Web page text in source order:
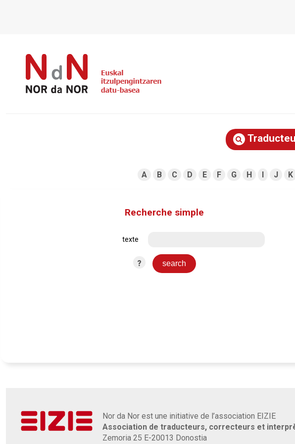
A B C D E F G H I J K
Recherche simple
texte
?
Nor da Nor est une initiative de l’association EIZIE
Association de traducteurs, correcteurs et
Zemoria 25 E-20013 Donostia